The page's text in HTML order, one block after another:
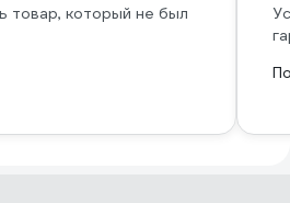
товар, который не был